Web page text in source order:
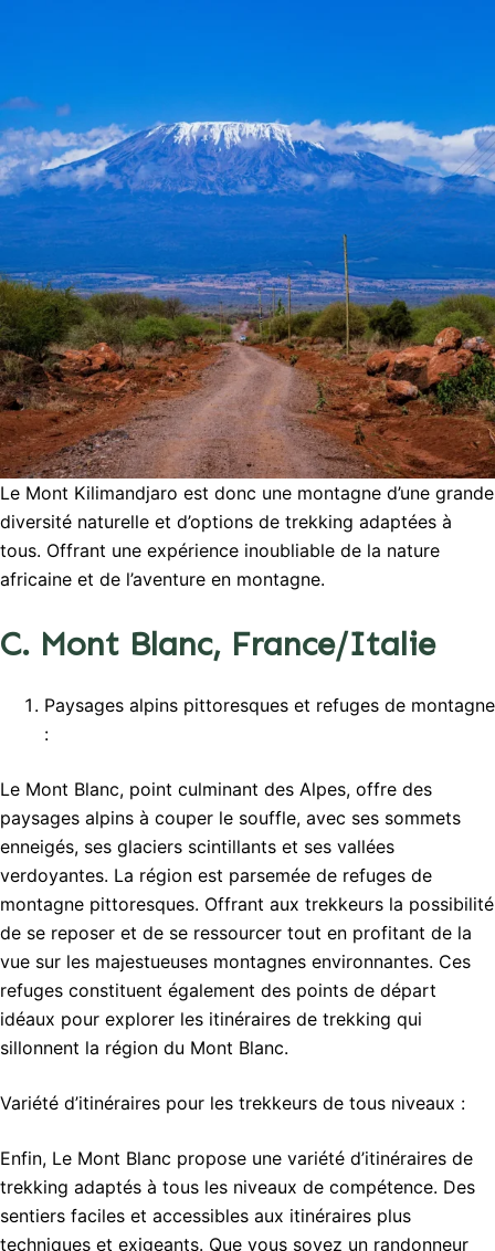
Le Mont Kilimandjaro est donc une montagne d’une grande
diversité naturelle et d’options de trekking adaptées à
tous. Offrant une expérience inoubliable de la nature
africaine et de l’aventure en montagne.
C. Mont Blanc, France/Italie
Paysages alpins pittoresques et refuges de montagne
:
Le Mont Blanc, point culminant des Alpes, offre des
paysages alpins à couper le souffle, avec ses sommets
enneigés, ses glaciers scintillants et ses vallées
verdoyantes. La région est parsemée de refuges de
montagne pittoresques. Offrant aux trekkeurs la possibilité
de se reposer et de se ressourcer tout en profitant de la
vue sur les majestueuses montagnes environnantes. Ces
refuges constituent également des points de départ
idéaux pour explorer les itinéraires de trekking qui
sillonnent la région du Mont Blanc.
Variété d’itinéraires pour les trekkeurs de tous niveaux :
Enfin, Le Mont Blanc propose une variété d’itinéraires de
trekking adaptés à tous les niveaux de compétence. Des
sentiers faciles et accessibles aux itinéraires plus
techniques et exigeants. Que vous soyez un randonneur